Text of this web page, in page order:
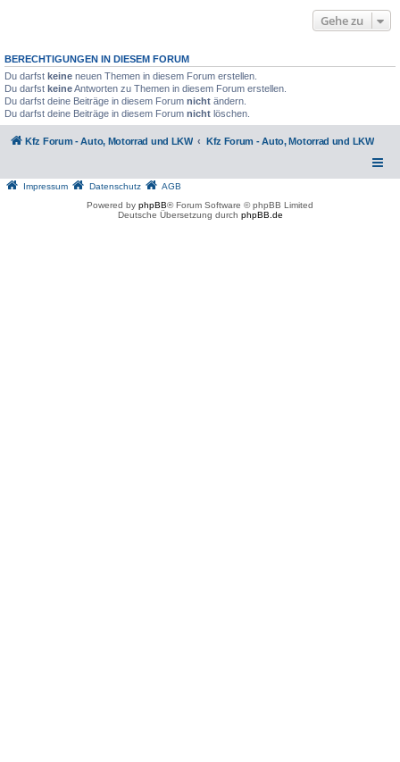
Gehe zu
BERECHTIGUNGEN IN DIESEM FORUM
Du darfst keine neuen Themen in diesem Forum erstellen.
Du darfst keineAntworten zu Themen in diesem Forum erstellen.
Du darfst deine Beiträge in diesem Forum nicht ändern.
Du darfst deine Beiträge in diesem Forum nicht löschen.
Kfz Forum - Auto, Motorrad und LKW Kfz Forum - Auto, Motorrad und LKW
Impressum Datenschutz
AGB
Powered by phpBB® Forum Software © phpBB Limited
Deutsche Übersetzung durch phpBB.de